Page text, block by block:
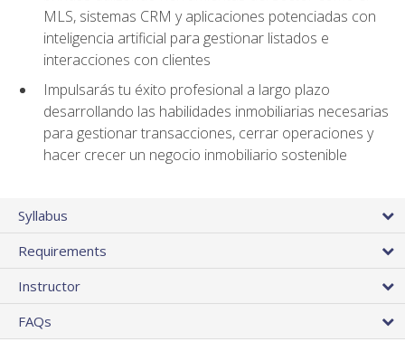
MLS, sistemas CRM y aplicaciones potenciadas con
inteligencia artificial para gestionar listados e
interacciones con clientes
Impulsarás tu éxito profesional a largo plazo
desarrollando las habilidades inmobiliarias necesarias
para gestionar transacciones, cerrar operaciones y
hacer crecer un negocio inmobiliario sostenible
Syllabus
Requirements
Instructor
FAQs